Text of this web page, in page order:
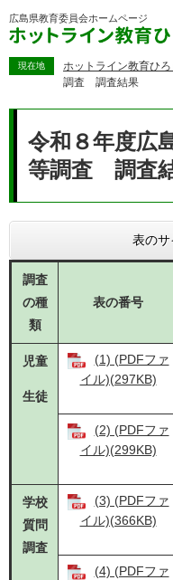
ー
広島県教育委員会ホームページ
現在地 ホットライン教育ひろ
調査 調査結果
令和８年度広
等調査 調査
表のサ
調査
の種
類
表の番号
児童
生徒
(1) (PDFファ
イル)(297KB)
(2) (PDFファ
イル)(299KB)
学校
質問
調査
(3) (PDFファ
イル)(366KB)
(4) (PDFファ